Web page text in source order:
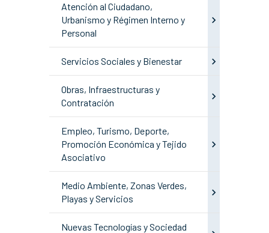
Atención al Ciudadano,
Urbanismo y Régimen Interno y
Personal
Servicios Sociales y Bienestar
Obras, Infraestructuras y
Contratación
Empleo, Turismo, Deporte,
Promoción Económica y Tejido
Asociativo
Medio Ambiente, Zonas Verdes,
Playas y Servicios
Nuevas Tecnologías y Sociedad